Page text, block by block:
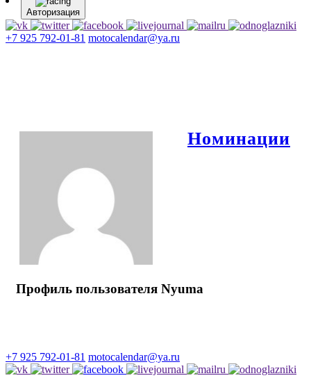
Авторизация
+7 925 792-01-81 motocalendar@ya.ru
Номинации
Профиль пользователя Nyuma
+7 925 792-01-81 motocalendar@ya.ru